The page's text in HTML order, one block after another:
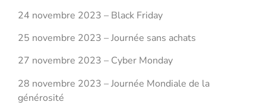
24 novembre 2023 – Black Friday
25 novembre 2023 – Journée sans achats
27 novembre 2023 – Cyber Monday
28 novembre 2023 – Journée Mondiale de la
générosité